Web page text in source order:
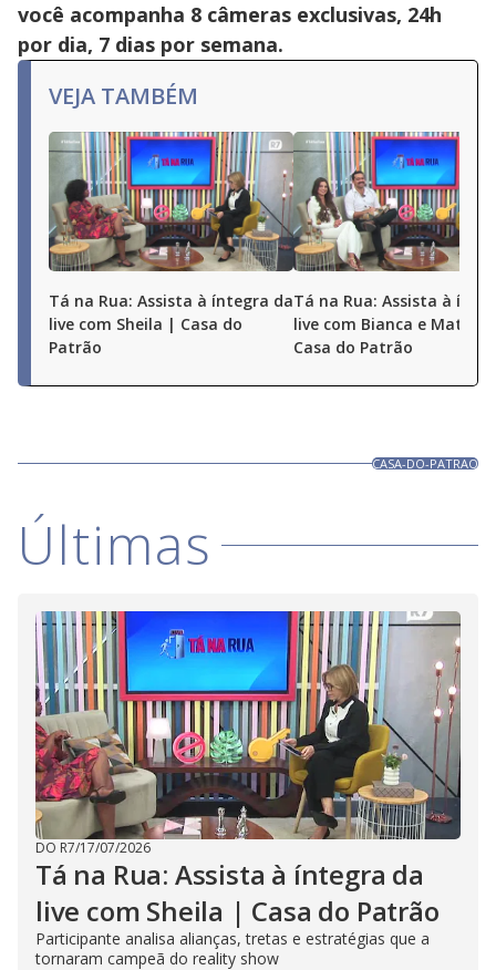
você acompanha 8 câmeras exclusivas, 24h
por dia, 7 dias por semana.
VEJA TAMBÉM
Tá na Rua: Assista à íntegra da
live com Sheila | Casa do
Patrão
Tá na Rua: Assista à
live com Bianca e
Casa do Patrão
CASA-DO-PATRAO
Últimas
DO R7/17/07/2026
Tá na Rua: Assista à íntegra da
live com Sheila | Casa do Patrão
Participante analisa alianças, tretas e estratégias que a
tornaram campeã do reality show